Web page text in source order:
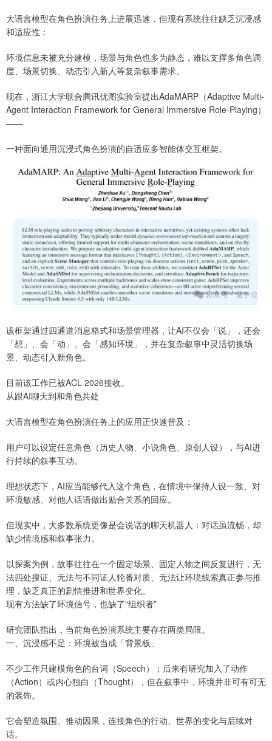
大语言模型在角色扮演任务上进展迅速，但现有系统往往缺乏沉浸感
和适应性：
环境信息未被充分建模，场景与角色也多为静态，难以支撑多角色调
度、场景切换、动态引入新人等复杂叙事需求。
现在，浙江大学联合腾讯优图实验室提出AdaMARP（Adaptive Multi-
Agent Interaction Framework for General Immersive Role-Playing）
——
一种面向通用沉浸式角色扮演的自适应多智能体交互框架。
该框架通过四通道消息格式和场景管理器，让AI不仅会「说」，还会
「想」、会「动」、会「感知环境」，并在复杂叙事中灵活切换场
景、动态引入新角色。
目前该工作已被ACL 2026接收。
从跟AI聊天到和角色共处
大语言模型在角色扮演任务上的应用正快速普及：
用户可以设定任意角色（历史人物、小说角色、原创人设），与AI进
行持续的叙事互动。
理想状态下，AI应当能够代入这个角色，在情境中保持人设一致、对
环境敏感、对他人话语做出贴合关系的回应。
但现实中，大多数系统更像是会说话的聊天机器人：对话虽流畅，却
缺少情境感和叙事张力。
以探案为例，故事往往在一个固定场景、固定人物之间反复进行，无
法四处搜证、无法与不同证人轮番对质、无法让环境线索真正参与推
理，缺乏真正的剧情推进和世界变化。
现有方法缺了环境信号，也缺了“组织者”
研究团队指出，当前角色扮演系统主要存在两类局限。
一、沉浸感不足：环境被当成「背景板」
不少工作只建模角色的台词（Speech）；后来有研究加入了动作
（Action）或内心独白（Thought），但在叙事中，环境并非可有可无
的装饰。
它会塑造氛围、推动因果，连接角色的行动、世界的变化与后续对
话。